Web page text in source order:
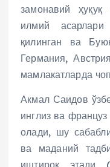
замонавий ҳуқуқ
илмий
қилинган ва
Германия,
мамлакатларда
Акмал Саидов
инглиз ва
олади, шу
ва маданий